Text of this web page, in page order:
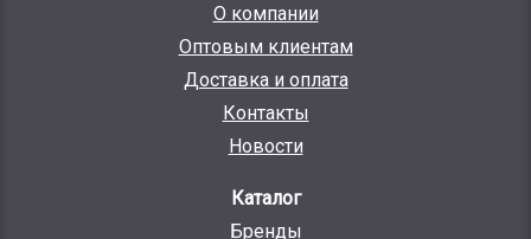
О компании
Оптовым клиентам
Доставка и оплата
Контакты
Новости
Каталог
Бренды